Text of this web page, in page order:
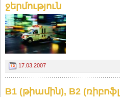
ջերմություն
17.03.2007
B1 (թիամին), B2